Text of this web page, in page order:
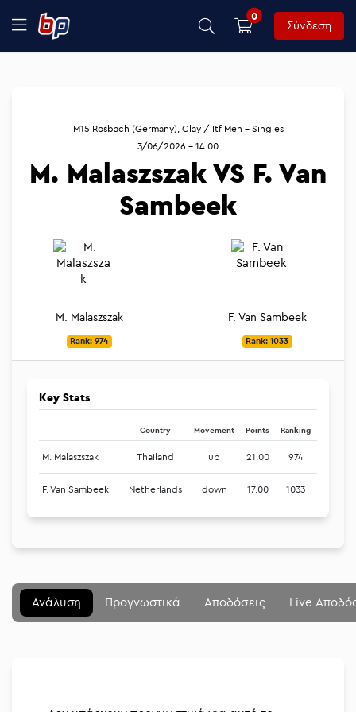
0
Σύνδεση
M. Malaszszak
Rank: 974
M15 Rosbach (Germany), Clay / Itf Men - Singles
3/06/2026 - 14:00
M. Malaszszak VS F. Van
Sambeek
F. Van Sambeek
Rank: 1033
Key Stats
Country Movement Points Ranking
M. Malaszszak Thailand up 21.00 974
F. Van Sambeek Netherlands down 17.00 1033
Ανάλυση Προγνωστικά Αποδόσεις Live
Μενού Κλείσιμο
Αναλύσεις